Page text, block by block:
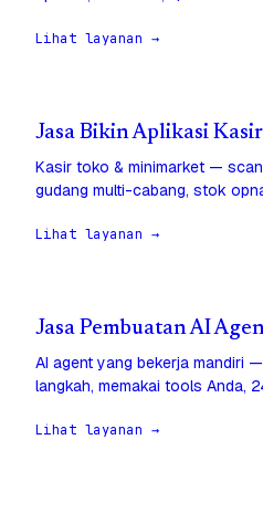
Lihat layanan →
Jasa Bikin Aplikasi
Kasir toko & minimarket —
gudang multi-cabang, stok
Lihat layanan →
Jasa Pembuatan AI
AI agent yang bekerja mandiri
langkah, memakai tools Anda,
Lihat layanan →